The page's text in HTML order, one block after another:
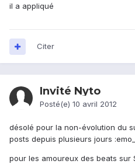
il a appliqué
Citer
Invité Nyto
Posté(e) 10 avril 2012
désolé pour la non-évolution du
posts depuis plusieurs jours
pour les amoureux des beats sur